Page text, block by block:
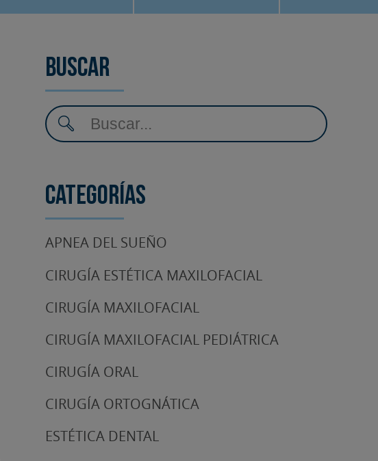
OTROS TRATAMIENTOS
Buscar
Categorías
APNEA DEL SUEÑO
CIRUGÍA ESTÉTICA MAXILOFACIAL
CIRUGÍA MAXILOFACIAL
CIRUGÍA MAXILOFACIAL PEDIÁTRICA
CIRUGÍA ORAL
CIRUGÍA ORTOGNÁTICA
ESTÉTICA DENTAL